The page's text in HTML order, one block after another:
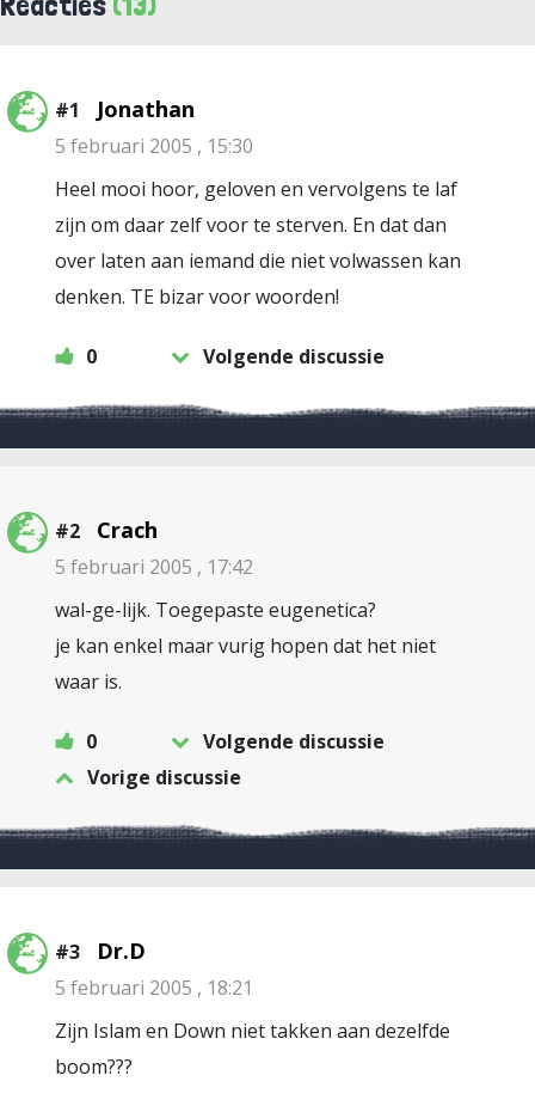
#1 Jonathan
5 februari 2005 , 15:30
Heel mooi hoor, geloven en vervolgens te laf
zijn om daar zelf voor te sterven. En dat dan
over laten aan iemand die niet volwassen kan
denken. TE bizar voor woorden!
0 Volgende discussie
#2 Crach
5 februari 2005 , 17:42
wal-ge-lijk. Toegepaste eugenetica?
je kan enkel maar vurig hopen dat het niet
waar is.
0
Volgende discussie
Vorige discussie
#3 Dr.D
5 februari 2005 , 18:21
Zijn Islam en Down niet takken aan dezelfde
boom???